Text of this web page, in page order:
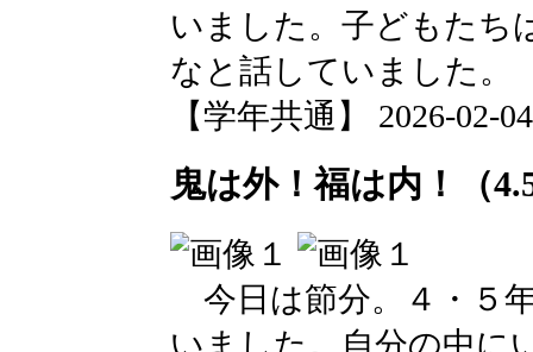
いました。子どもたち
なと話していました。
【学年共通】 2026-02-
鬼は外！福は内！（
今日は節分。４・５
いました。自分の中に